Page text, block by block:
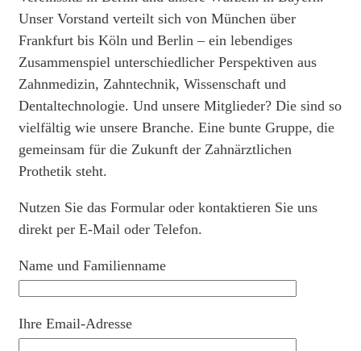
Unser Vorstand verteilt sich von München über
Frankfurt bis Köln und Berlin – ein lebendiges
Zusammenspiel unterschiedlicher Perspektiven aus
Zahnmedizin, Zahntechnik, Wissenschaft und
Dentaltechnologie. Und unsere Mitglieder? Die sind so
vielfältig wie unsere Branche. Eine bunte Gruppe, die
gemeinsam für die Zukunft der Zahnärztlichen
Prothetik steht.
Nutzen Sie das Formular oder kontaktieren Sie uns
direkt per E-Mail oder Telefon.
Name und Familienname
Ihre Email-Adresse